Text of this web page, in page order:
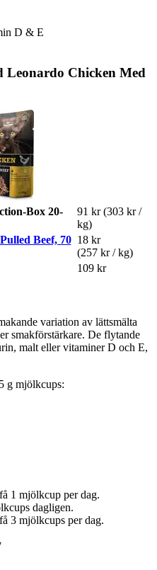
D & E
Leonardo Chicken Med
Box 20-
91 kr (303 kr /
kg)
Beef, 70 18 kr
(257 kr / kg)
109 kr
variation av lättsmälta
smakförstärkare. De flytande
malt eller vitaminer D och E,
g mjölkcups:
1 mjölkcup per dag.
dagligen.
3 mjölkcups per dag.